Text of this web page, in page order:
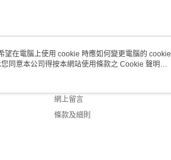
客戶服務
網上留言
條款及細則
在電腦上使用 cookie 時應如何變更電腦的 cookie
同意本公司得按本網站使用條款之 Cookie 聲明使